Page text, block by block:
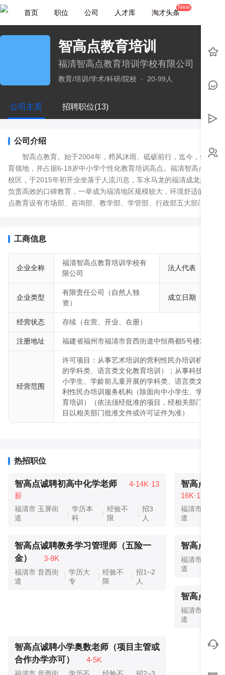
首页 职位 公司 人才库 淘才头条
New
智高点教育培训
福清智高点教育培训学校有限公司
教育/培训/学术/科研/院校 · 20-99人
公司主页 招聘职位(13)
公司介绍
智高点教育。始于2004年，栉风沐雨、砥砺前行，迄今，傲然
育领地，并占据6-18岁中小学个性化教育培训高点。福清智高点教育
校区，于2015年初开业坐落于人流川息，车水马龙的福清成龙步行街
负责高效的口碑教育，一举成为福清地区规模较大，环境舒适的一对
点教育设有市场部、咨询部、教学部、学管部、行政部五大部门，各
米，招收小学到初中、高中的学员。开设个性化一对一提分辅导；私
福清智高点教育专注于学生学习能力的培养和学科知识的辅导
教学思想，研究先进教学方法，开发先进教学产品，提供先进教学服
足，激发兴趣，培养习惯，树立信心，从而提高他们的学习成绩，激
福清智高点教育除了对学员和家长体现高度的责任心之外，校
师享有年底13薪、年终奖，过年红包、7+3天过年带薪春节假、每年
外，校区办公环境干净整洁，同事工作氛围相处融洽，宽松友爱，互
现诚聘有志于教培行业的优秀人才，在智高点小小舞台上，实
时，也能赢得校区学员，家长，同事和社会的一份尊重和认同。竭诚
工商信息
企业全称
福清智高点教育培训学校有
限公司
法人代表
企业类型
有限责任公司（自然人独
资）
成立日期
经营状态 存续（在营、开业、在册）
注册地址 福建省福州市福清市音西街道中恒商都5号楼2层店面
经营范围
许可项目：从事艺术培训的营利性民办培训机构（
的学科类、语言类文化教育培训）；从事科技培训
小学生、学龄前儿童开展的学科类、语言类文化教
利性民办培训服务机构（除面向中小学生、学龄前
育培训）（依法须经批准的项目，经相关部门批准
目以相关部门批准文件或许可证件为准）
热招职位
智高点诚聘初高中化学老师
4-14K·13
薪
福清市 玉屏街
道
学历本
科
经验不
限
招3
人
智高点五
16K·13薪
福清市 玉屏街
道
智高点诚聘教务学习管理师（五险一
金）
3-8K
福清市 音西街
道
学历大
专
经验不
限
招1~2
人
智高点诚
福清市 音西街
道
智高点诚
福清市 音西街
道
智高点诚聘小学奥数老师（项目主管或
合作办学亦可）
4-5K